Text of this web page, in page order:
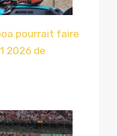
pourrait faire
2026 de